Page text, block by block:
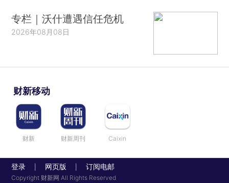
专栏｜沃什遭遇信任危机
2026年08月08日
财新移动
财新 财新周刊 Caixin
登录 网页版 订阅电邮
Copyright 财新网 All Rights Reserved